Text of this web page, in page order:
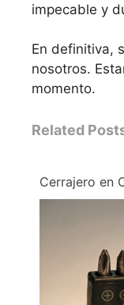
impecable y
En definitiva,
nosotros.
momento.
Related
Cerrajero en